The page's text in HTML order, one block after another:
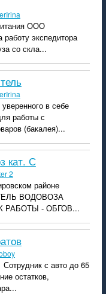
ООО
экспедитора
со скла...
в себе
работы с
(бакалея)...
кат. С
2
районе
ВОДОВОЗА
РАБОТЫ - ОБГОВ...
с авто до 65
остатков,